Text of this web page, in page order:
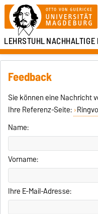
LEHRSTUHL
Feedback
Sie können eine Nachricht
Ihre Referenz-Seite:
Name:
Vorname:
Ihre E-Mail-Adresse: